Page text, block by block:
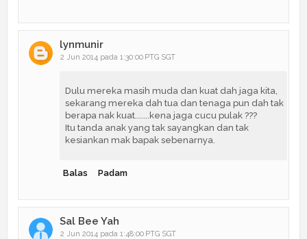
lynmunir
2 Jun 2014 pada 1:30:00 PTG SGT
Dulu mereka masih muda dan kuat dah jaga kita,
sekarang mereka dah tua dan tenaga pun dah tak
berapa nak kuat.......kena jaga cucu pulak ???
Itu tanda anak yang tak sayangkan dan tak
kesiankan mak bapak sebenarnya.
Balas Padam
Sal Bee Yah
2 Jun 2014 pada 1:48:00 PTG SGT